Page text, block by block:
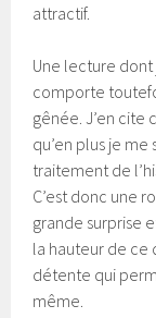
attractif.
Une lecture dont
comporte
gênée. J’en cite
qu’en plus je me
traitement de
C’est donc une
grande surprise
la hauteur de ce
détente qui
même.